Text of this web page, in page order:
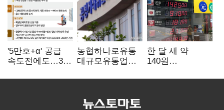
'5만호+α' 공급
속도전에도…3대
농협하나로유통
대규모유통업법
공정위, 과징금
부과
한 달 새 약
140원
엔저'에 원화